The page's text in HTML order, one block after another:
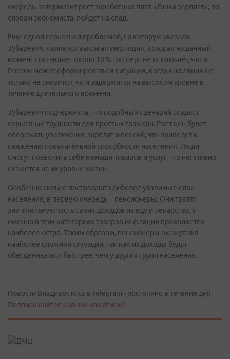
очередь, затормозит рост заработных плат. «Гонка зарплат», по
словам экономиста, пойдет на спад.
Еще одной серьезной проблемой, на которую указала
Зубаревич, является высокая инфляция, которая на данный
момент составляет около 10%. Эксперт не исключает, что в
России может сформироваться ситуация, когда инфляция не
только не снизится, но и задержится на высоком уровне в
течение длительного времени.
Зубаревич подчеркнула, что подобный сценарий создаст
серьезные трудности для простых граждан. Рост цен будет
опережать увеличение зарплат и пенсий, что приведет к
снижению покупательной способности населения. Люди
смогут позволить себе меньше товаров и услуг, что негативно
скажется на их уровне жизни.
Особенно сильно пострадают наиболее уязвимые слои
населения, в первую очередь – пенсионеры. Они тратят
значительную часть своих доходов на еду и лекарства, а
именно в этих категориях товаров инфляция проявляется
наиболее остро. Таким образом, пенсионеры окажутся в
наиболее сложной ситуации, так как их доходы будут
обесцениваться быстрее, чем у других групп населения.
Новости Владивостока в Telegram - постоянно в течение дня.
Подписывайтесь одним нажатием!